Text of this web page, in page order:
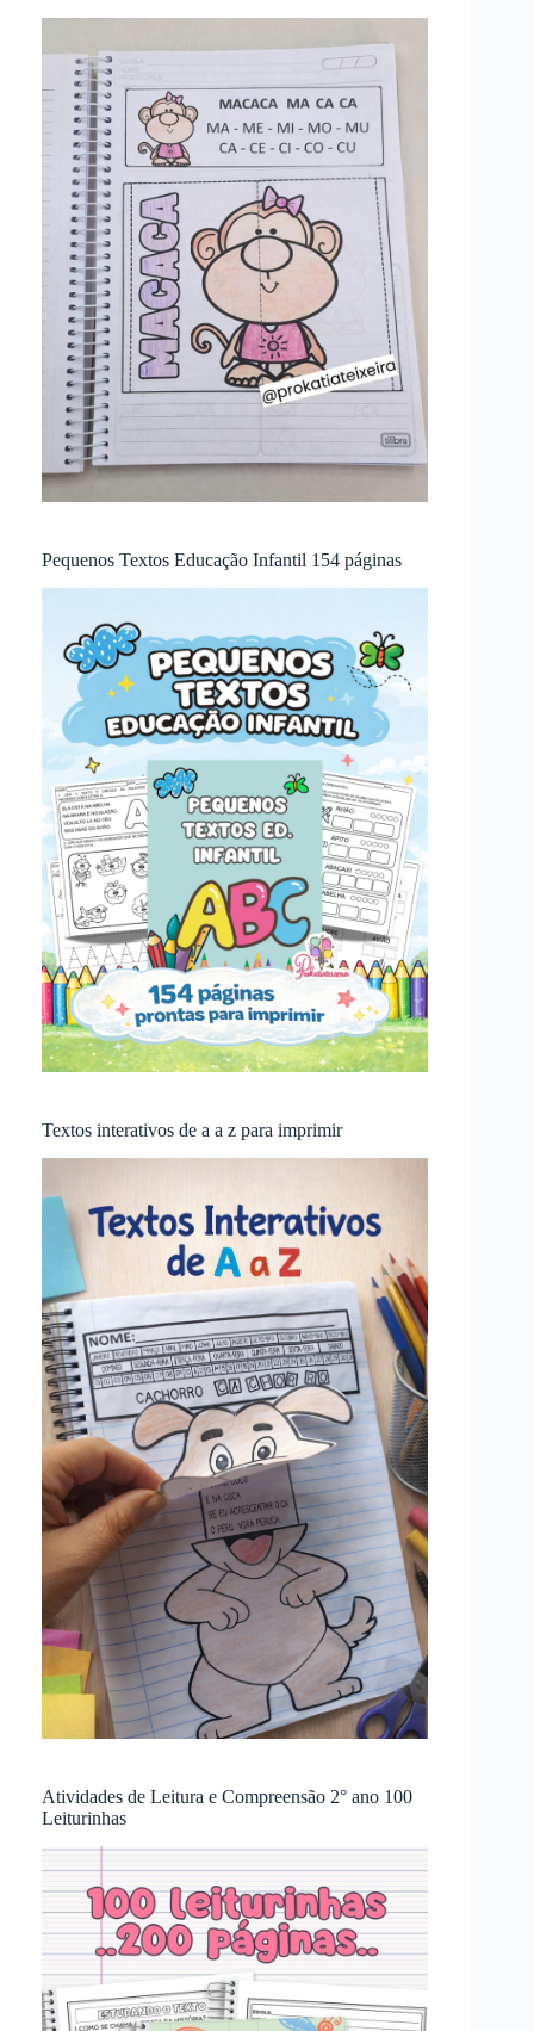
Pequenos Textos Educação Infantil 154 páginas
Textos interativos de a a z para imprimir
Atividades de Leitura e Compreensão 2° ano 100
Leiturinhas